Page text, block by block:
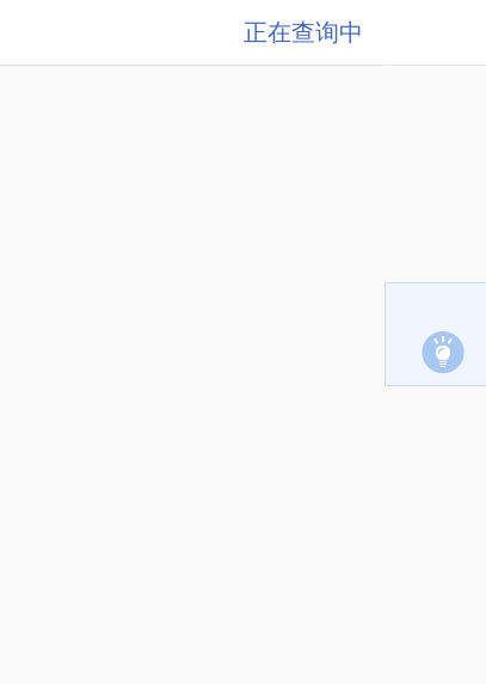
正在查询中